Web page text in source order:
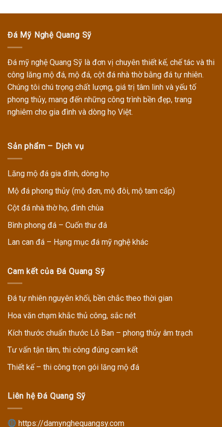
Đá Mỹ Nghệ Quang Sỹ
Đá mỹ nghệ Quang Sỹ là đơn vị chuyên thiết kế, chế tác và thi
công lăng mộ đá, mộ đá, cột đá nhà thờbằng đá tự nhiên.
Chúng tôi chú trọng chất lượng, giá trị tâm linh và yếu tố
phong thủy, mang đến những công trình bền đẹp, trang
nghiêm cho gia đình và dòng họ Việt.
Sản phẩm – Dịch vụ
Lăng mộ đá gia đình, dòng họ
Mộ đá phong thủy (mộ đơn, mộ đôi, mộ tam cấp)
Cột đá nhà thờ họ, đình chùa
Bình phong đá – Cuốn thư đá
Lan can đá – Hạng mục đá mỹ nghệ khác
Cam kết của Đá Quang Sỹ
Đá tự nhiên nguyên khối, bền chắc theo thời gian
Hoa văn chạm khắc thủ công, sắc nét
Kích thước chuẩn thước Lỗ Ban – phong thủy âm trạch
Tư vấn tận tâm, thi công đúng cam kết
Thiết kế – thi công trọn gói lăng mộ đá
Liên hệ Đá Quang Sỹ
https://damynghequangsy.com